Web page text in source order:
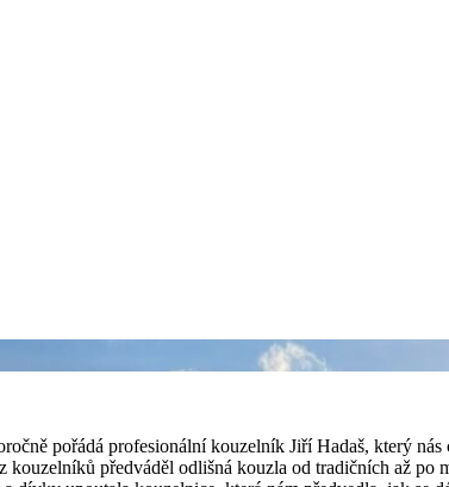
pořádá profesionální kouzelník Jiří Hadaš, který
předváděl odlišná kouzla od tradičních až po